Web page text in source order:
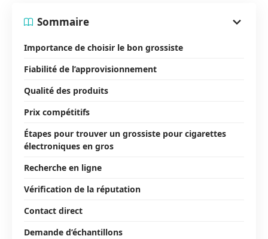
Sommaire
Importance de choisir le bon grossiste
Fiabilité de l’approvisionnement
Qualité des produits
Prix compétitifs
Étapes pour trouver un grossiste pour cigarettes
électroniques en gros
Recherche en ligne
Vérification de la réputation
Contact direct
Demande d’échantillons